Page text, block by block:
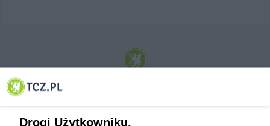
© 2001-2026 Tczew - TCZ.PL Sp. z o.o. Internetowy Serwis Informacyjny Miasta
Drogi Użytkowniku,